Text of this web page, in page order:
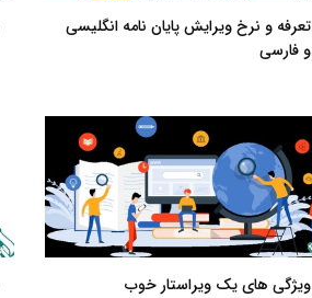
تعرفه و نرخ ویرایش پایان نامه انگلیسی
و فارسی
ویژگی های یک ویراستار خوب